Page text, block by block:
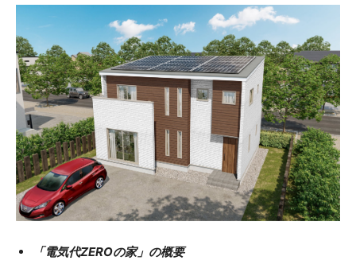
「電気代ZEROの家」の概要